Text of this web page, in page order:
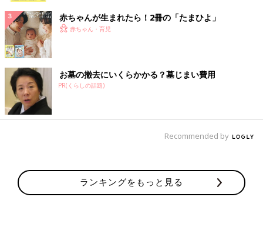
赤ちゃんの名前に込められる思いはさまざま。名付けに関するア
ンケートによると、「こだわったポイント」で一番多かったのは
赤ちゃんが生まれたら！2冊の「たまひよ」
赤ちゃん・育児
お墓の撤去にいくらかかる？墓じまい費用
PR(くらしの話題)
Recommended by
ランキングをもっと見る